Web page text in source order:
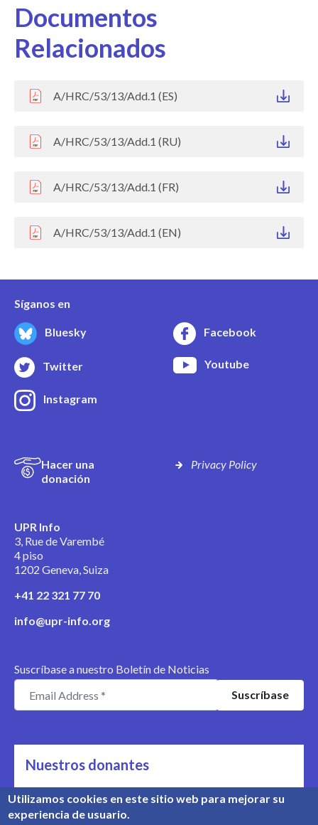
Documentos
Relacionados
A/HRC/53/13/Add.1 (ES)
A/HRC/53/13/Add.1 (RU)
A/HRC/53/13/Add.1 (FR)
A/HRC/53/13/Add.1 (EN)
Síganos en
Bluesky Facebook
Twitter Youtube
Instagram
Hacer una
donación
Privacy Policy
UPR Info
3, Rue de Varembé
4 piso
1202 Geneva, Suiza
+41 22 321 77 70
info@upr-info.org
Suscríbase a nuestro Boletín de Noticias
Nuestros donantes
Nos apoyan
Conozca nuestros donantes
Utilizamos cookies en este sitio web para mejorar su
experiencia de usuario.